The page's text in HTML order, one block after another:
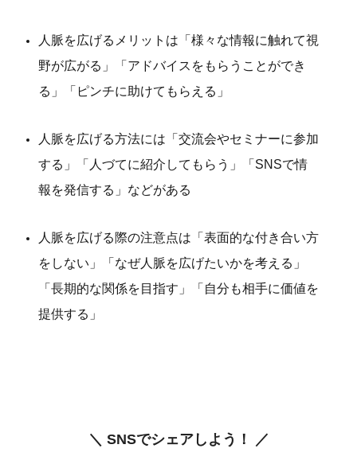
人脈を広げるメリットは「様々な情報に触れて視
野が広がる」「アドバイスをもらうことができ
る」「ピンチに助けてもらえる」
人脈を広げる方法には「交流会やセミナーに参加
する」「人づてに紹介してもらう」「SNSで情
報を発信する」などがある
人脈を広げる際の注意点は「表面的な付き合い方
をしない」「なぜ人脈を広げたいかを考える」
「長期的な関係を目指す」「自分も相手に価値を
提供する」
＼ SNSでシェアしよう！ ／